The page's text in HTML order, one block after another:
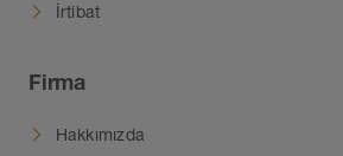
İrtibat
Firma
Hakkımızda